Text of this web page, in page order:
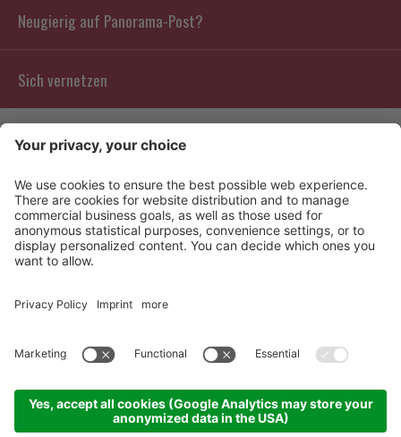
Gourmet
Neugierig auf Panorama-Post?
Sich vernetzen
Kontakt
Info
Bewertungen
Partners
Sporthotel Panorama CIN: IT021026A18PEHBSMU
Privacy
Sitemap
Impressum
Cookie-Einstellungen
produced by